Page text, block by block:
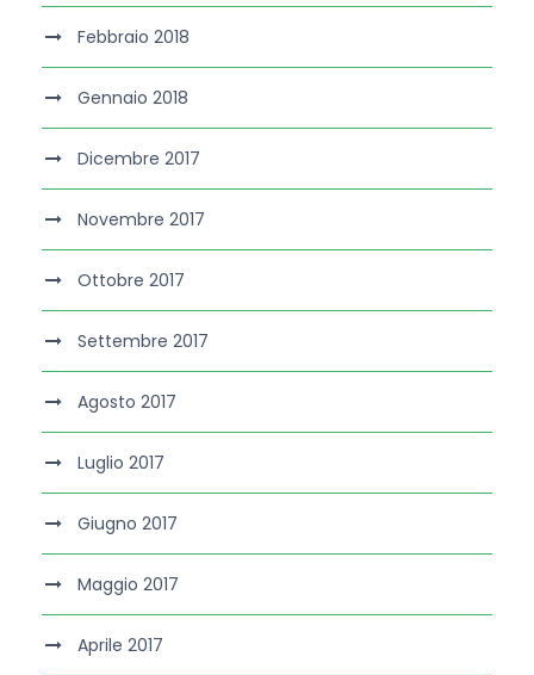
Febbraio 2018
Gennaio 2018
Dicembre 2017
Novembre 2017
Ottobre 2017
Settembre 2017
Agosto 2017
Luglio 2017
Giugno 2017
Maggio 2017
Aprile 2017